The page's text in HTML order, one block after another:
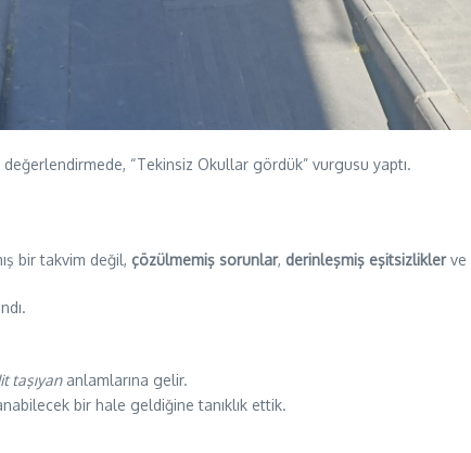
“Tekinsiz Okullar gördük” vurgusu yaptı.
bir takvim değil, çözülmemiş sorunlar, derinleşmiş eşitsizliklerve
taşıyananlamlarına gelir.
bir hale geldiğine tanıklık ettik.